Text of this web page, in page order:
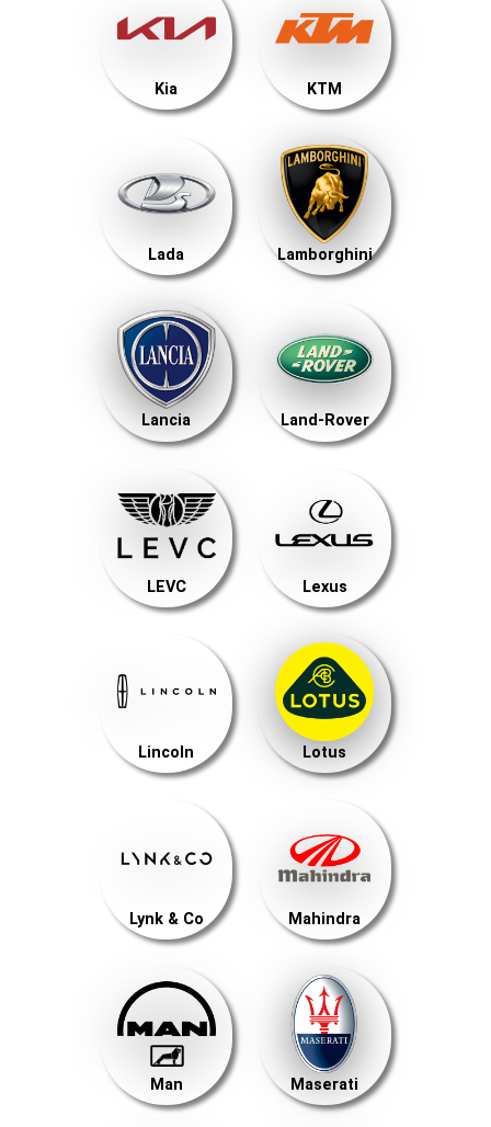
Kia KTM
Lada Lamborghini
Lancia Land-Rover
LEVC Lexus
Lincoln Lotus
Lynk & Co Mahindra
Man Maserati